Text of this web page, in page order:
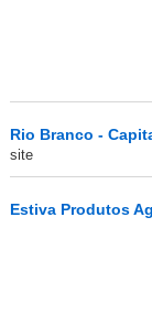
Rio Branco -
site
Estiva Produtos